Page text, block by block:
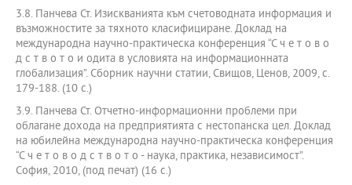
3.8. Панчева Ст. Изискванията към счетоводната информация и
възможностите за тяхното класифициране. Доклад на
международна научно-практическа конференция “С ч е т о в о
д с т в о т о и одита в условията на информационната
глобализация”. Сборник научни статии, Свищов, Ценов, 2009, с.
179-188. (10 с.)
3.9. Панчева Ст. Отчетно-информационни проблеми при
облагане дохода на предприятията с нестопанска цел. Доклад
на юбилейна международна научно-практическа конференция
“С ч е т о в о д с т в о т о - наука, практика, независимост”.
София, 2010, (под печат) (16 с.)